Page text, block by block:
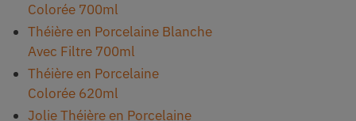
Colorée 700ml
Théière en Porcelaine Blanche
Avec Filtre 700ml
Théière en Porcelaine
Colorée 620ml
Jolie Théière en Porcelaine